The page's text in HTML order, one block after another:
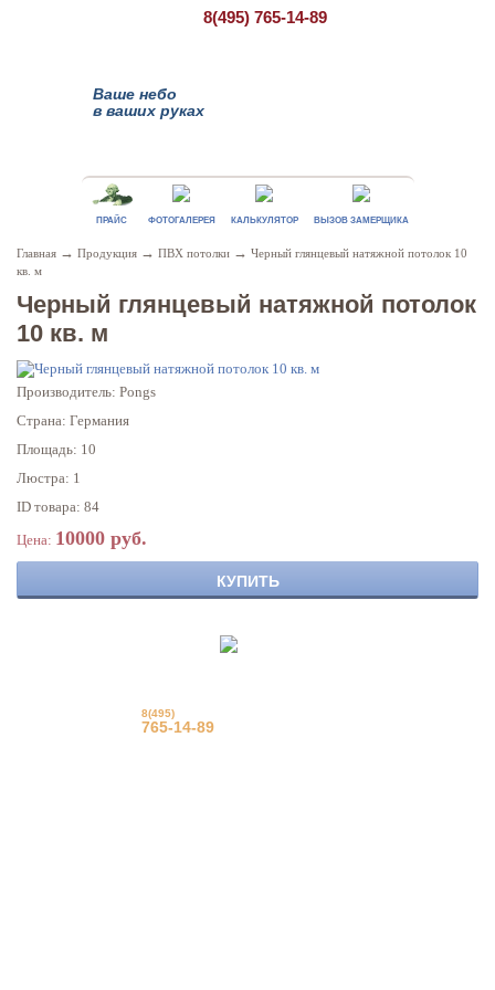
8(495) 765-14-89
Ваше небо
в ваших руках
ПРАЙС ФОТОГАЛЕРЕЯ КАЛЬКУЛЯТОР ВЫЗОВ ЗАМЕРЩИКА
Главная → Продукция → ПВХ потолки → Черный глянцевый натяжной потолок 10
кв. м
Черный глянцевый натяжной потолок
10 кв. м
Производитель: Pongs
Страна: Германия
Площадь: 10
Люстра: 1
ID товара: 84
Цена: 10000 руб.
КУПИТЬ
8(495)
765-14-89